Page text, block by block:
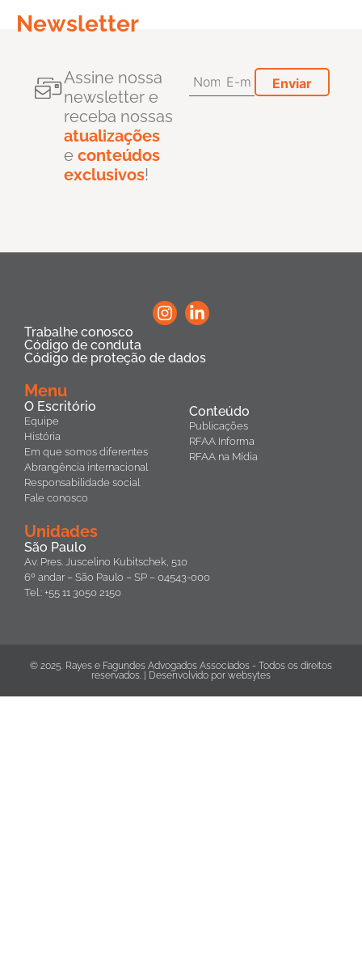
Newsletter
Assine nossa
newsletter e
receba nossas
atualizações
e conteúdos
exclusivos!
Trabalhe conosco
Código de conduta
Código de proteção de dados
Menu
O Escritório
Equipe
História
Em que somos diferentes
Abrangência internacional
Responsabilidade social
Fale conosco
Conteúdo
Publicações
RFAA Informa
RFAA na Mídia
Unidades
São Paulo
Av. Pres. Juscelino Kubitschek, 510
6º andar – São Paulo – SP – 04543-000
Tel.: +55 11 3050 2150
© 2025. Rayes e Fagundes Advogados Associados - Todos os direitos
reservados. | Desenvolvido por websytes